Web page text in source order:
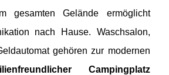
gesamten Gelände ermöglicht
nach Hause. Waschsalon,
gehören zur modernen
Campingplatz